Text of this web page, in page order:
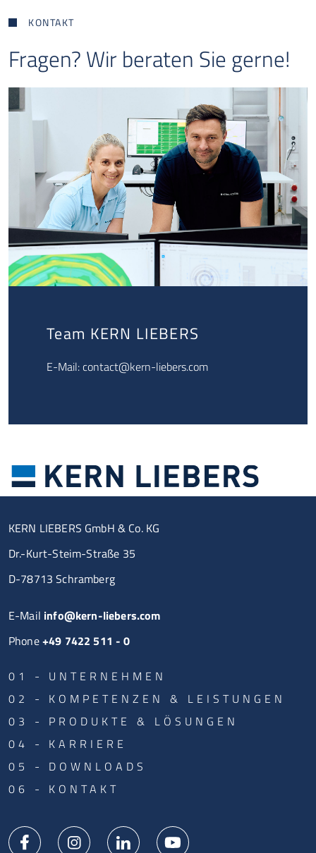
KONTAKT
Fragen? Wir beraten Sie gerne!
Team KERN LIEBERS
E-Mail:contact@kern-liebers.com
KERN LIEBERS GmbH & Co. KG
Dr.-Kurt-Steim-Straße 35
D-78713 Schramberg
E-Mail info@kern-liebers.com
Phone+49 7422 511 - 0
UNTERNEHMEN
KOMPETENZEN & LEISTUNGEN
PRODUKTE & LÖSUNGEN
KARRIERE
DOWNLOADS
KONTAKT